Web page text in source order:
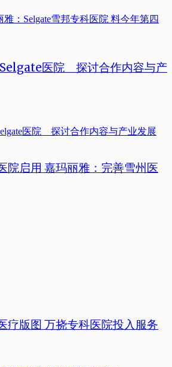
Selgate医院 探讨合作内容与产
院启用 嘉玛丽雅：完善雪州医
疗版图 万挠专科医院投入服务